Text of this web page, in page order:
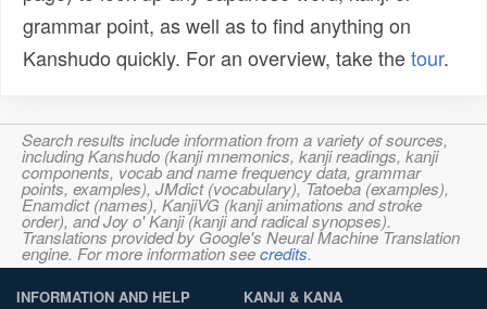
grammar point, as well as to find anything on
Kanshudo quickly. For an overview, take thetour.
Search results include information from a variety of sources,
including Kanshudo (kanji mnemonics, kanji readings, kanji
components, vocab and name frequency data, grammar
points, examples), JMdict (vocabulary), Tatoeba (examples),
Enamdict (names), KanjiVG (kanji animations and stroke
order), and Joy o' Kanji (kanji and radical synopses).
Translations provided by Google's Neural Machine Translation
engine. For more information seecredits.
INFORMATION AND HELP KANJI & KANA